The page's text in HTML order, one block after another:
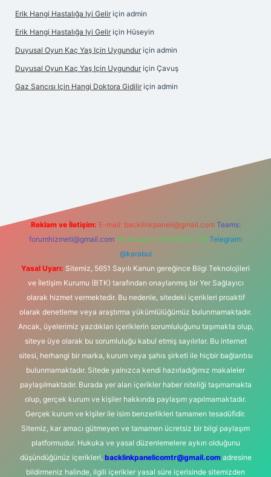
Erik Hangi Hastalığa Iyi Gelir için admin
Erik Hangi Hastalığa Iyi Gelir için Hüseyin
Duyusal Oyun Kaç Yaş Için Uygundur için admin
Duyusal Oyun Kaç Yaş Için Uygundur için Çavuş
Gaz Sancısı Için Hangi Doktora Gidilir için admin
Reklam ve İletişim: E-mail: backlinkpaneli@gmail.com Teams:
forumhizmeti@gmail.com Whatsapp: 0262 606 0 726 Telegram:
@karabul
Yasal Uyarı: Sitemiz, 5651 Sayılı Kanun gereğince Bilgi Teknolojileri
ve İletişim Kurumu (BTK) tarafından onaylanmış bir Yer Sağlayıcı
olarak hizmet vermektedir. Bu nedenle, sitedeki içerikleri proaktif
olarak denetleme veya araştırma yükümlülüğümüz bulunmamaktadır.
Ancak, üyelerimiz yazdıkları içeriklerin sorumluluğunu taşımakta olup,
siteye üye olarak bu sorumluluğu kabul etmiş sayılırlar. Bu internet
sitesi, herhangi bir marka, kurum veya şahıs şirketi ile hiçbir bağlantısı
bulunmamaktadır. Sitede yalnızca kendi hazırladığımız makaleler
paylaşılmaktadır. Burada yer alan içerikler haber niteliği taşımamakta
olup, gerçek kurum ve kişiler hakkında paylaşım yapılmamaktadır.
Gerçek kurum ve kişiler ile isim benzerlikleri tamamen tesadüfidir.
Sitemiz, kar amacı gütmeyen ve tamamen ücretsiz bir bilgi paylaşım
platformudur. Hukuka ve yasal düzenlemelere aykırı olduğunu
düşündüğünüz içerikleri, backlinkpanelicomtr@gmail.comadresine
bildirmeniz halinde, ilgili içerikler yasal süre içerisinde sitemizden